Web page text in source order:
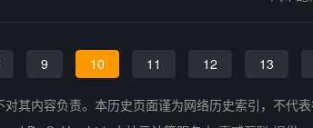
9 10 11 12 13
其内容负责。本历史页面谨为网络历史索引，不代表